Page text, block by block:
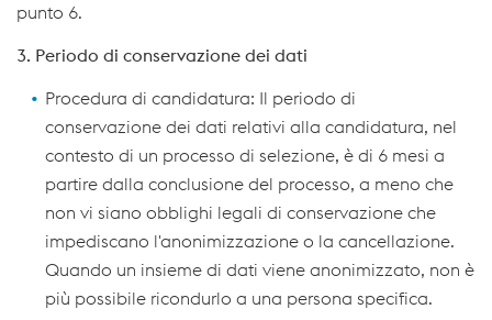
punto 6.
3. Periodo di conservazione dei dati
Procedura di candidatura: Il periodo di
conservazione dei dati relativi alla candidatura, nel
contesto di un processo di selezione, è di 6 mesi a
partire dalla conclusione del processo, a meno che
non vi siano obblighi legali di conservazione che
impediscano l'anonimizzazione o la cancellazione.
Quando un insieme di dati viene anonimizzato, non è
più possibile ricondurlo a una persona specifica.